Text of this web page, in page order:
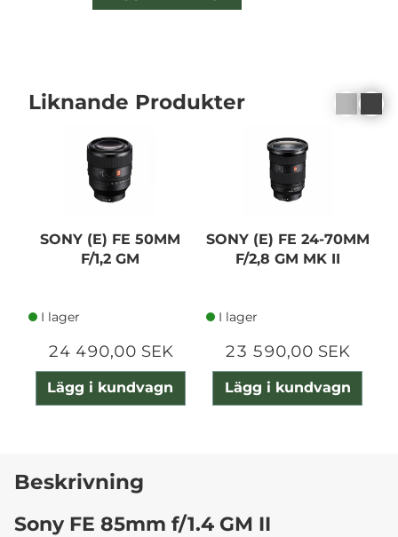
Liknande Produkter
SONY (E) FE 50MM
F/1,2 GM
I lager
24 490,00 SEK
Lägg i kundvagn
SONY (E) FE 24-70MM
F/2,8 GM MK II
I lager
23 590,00 SEK
Lägg i kundvagn
Beskrivning
Sony FE 85mm f/1.4 GM II